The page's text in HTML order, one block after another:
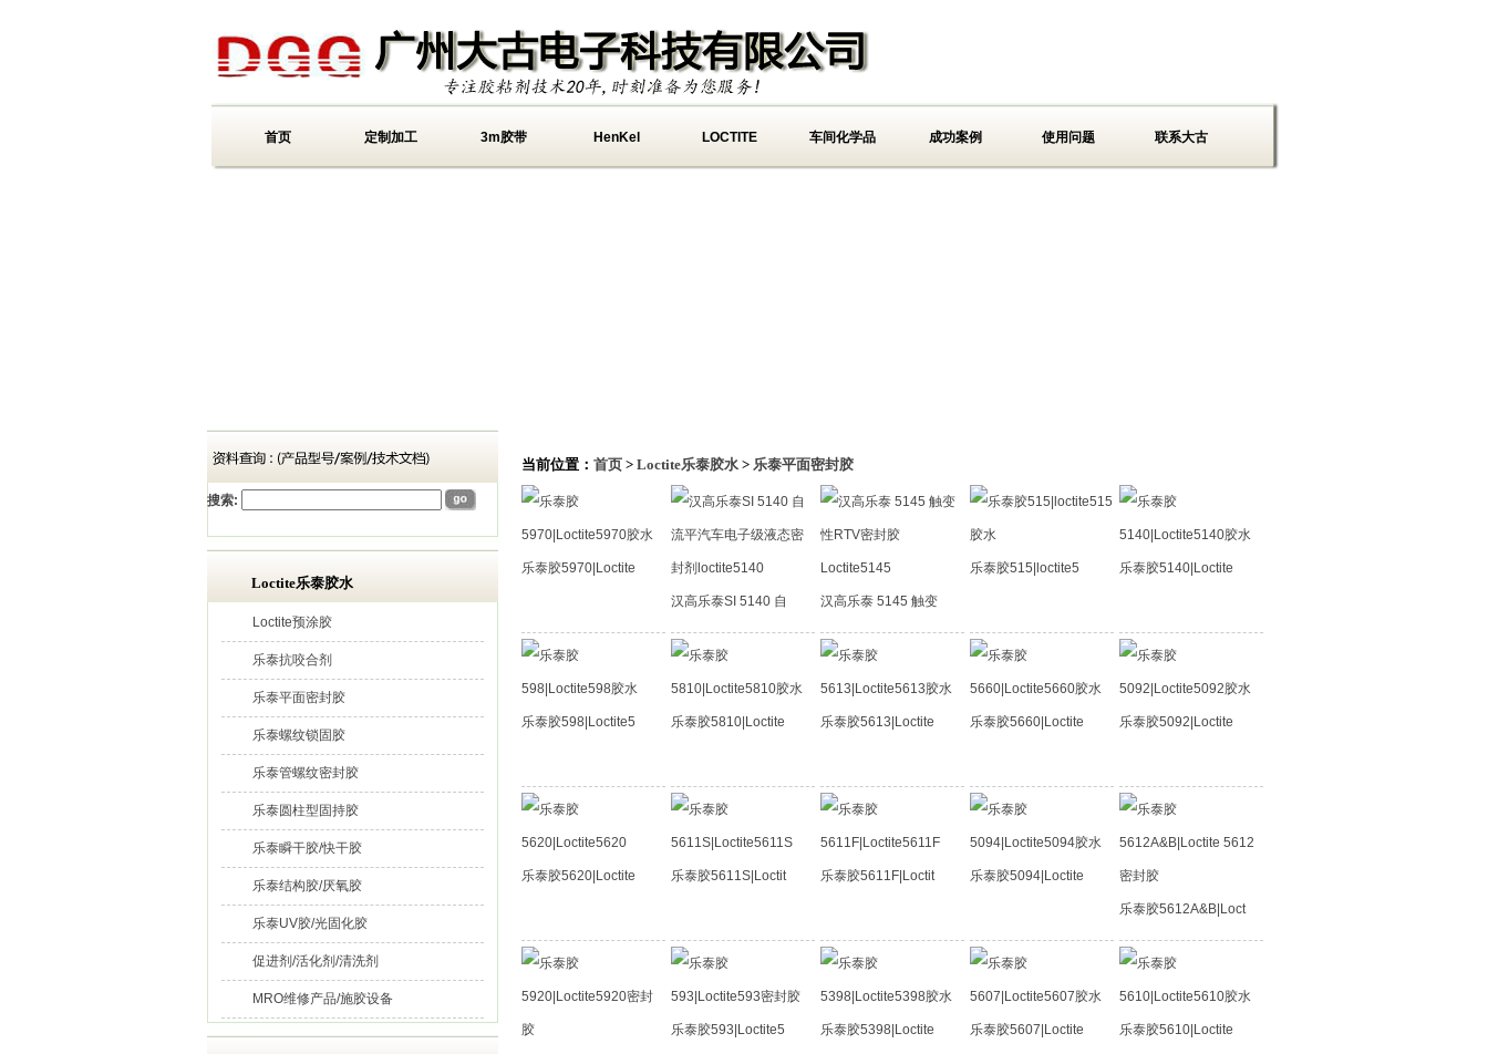
首页 定制加工 3m胶带 HenKel LOCTITE 车间化学品 成功案例 使用问题 联系大古
搜索:
Loctite乐泰胶水
Loctite预涂胶
乐泰抗咬合剂
乐泰平面密封胶
乐泰螺纹锁固胶
乐泰管螺纹密封胶
乐泰圆柱型固持胶
乐泰瞬干胶/快干胶
乐泰结构胶/厌氧胶
乐泰UV胶/光固化胶
促进剂/活化剂/清洗剂
MRO维修产品/施胶设备
当前位置： 首页 > Loctite乐泰胶水 > 乐泰平面密封胶
乐泰胶5970|Loctite
汉高乐泰SI 5140 自 汉高乐泰 5145 触变
乐泰胶515|loctite5 乐泰胶5140|Loctite
乐泰胶598|Loctite5 乐泰胶5810|Loctite 乐泰胶5613|Loctite 乐泰胶5660|Loctite 乐泰胶5092|Loctite
乐泰胶5620|Loctite 乐泰胶5611S|Loctit 乐泰胶5611F|Loctit 乐泰胶5094|Loctite
乐泰胶5612A&B|Loct
乐泰胶593|Loctite5 乐泰胶5398|Loctite 乐泰胶5607|Loctite 乐泰胶5610|Loctite